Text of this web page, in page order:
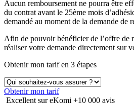
Aucun remboursement ne pourra être
du contrat avant le 25ème mois
demandé au moment de la demande de
Afin de pouvoir bénéficier de l’offre de
réaliser votre demande directement sur
Obtenir mon tarif en 3 étapes
Obtenir mon tarif
Excellent sur eKomi +10 000 avis